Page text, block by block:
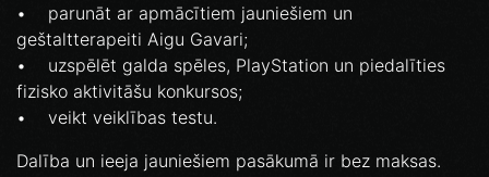
• parunāt ar apmācītiem jauniešiem un
geštaltterapeiti Aigu Gavari;
• uzspēlēt galda spēles, PlayStation un piedalīties
fizisko aktivitāšu konkursos;
• veikt veiklības testu.
Dalība un ieeja jauniešiem pasākumā ir bez maksas.